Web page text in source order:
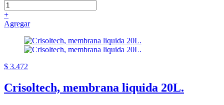
+
Agregar
$ 3.472
Crisoltech, membrana liquida 20L.